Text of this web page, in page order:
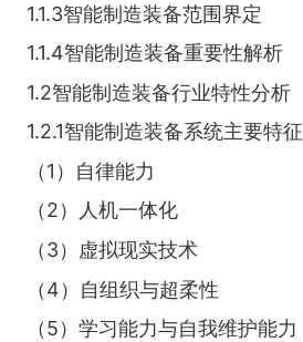
1.1.3智能制造装备范围界定
1.1.4智能制造装备重要性解析
1.2智能制造装备行业特性分析
1.2.1智能制造装备系统主要特征
（1）自律能力
（2）人机一体化
（3）虚拟现实技术
（4）自组织与超柔性
（5）学习能力与自我维护能力